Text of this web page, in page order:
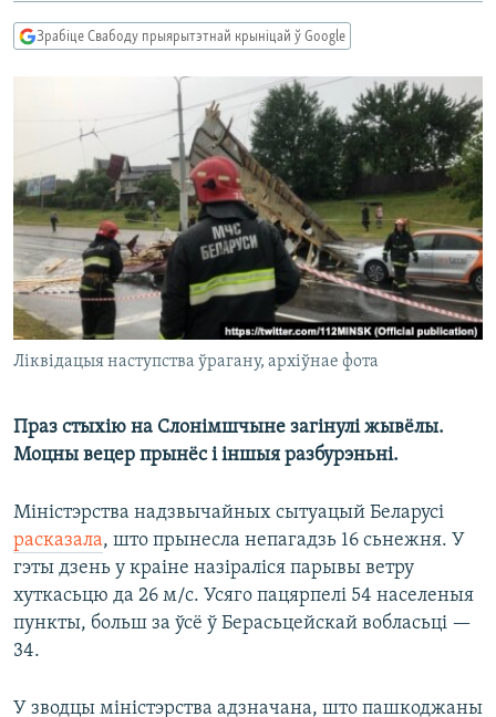
пошукуБЕЛАРУСЫ НА ВАЙНЕ
КАЛЯНДАР
АЎДЫЁКНІГІ
НА ХВАЛЯХ СВАБОДЫ
TWITTER
Зрабіце Свабоду прыярытэтнай крыніцай ў Google
Ліквідацыя наступства ўрагану, архіўнае фота
Праз стыхію на Слонімшчыне загінулі жывёлы.
Моцны вецер прынёс і іншыя разбурэньні.
Міністэрства надзвычайных сытуацый Беларусі
расказала, што прынесла непагадзь 16 сьнежня. У
гэты дзень у краіне назіраліся парывы ветру
хуткасьцю да 26 м/с. Усяго пацярпелі 54 населеныя
пункты, больш за ўсё ў Берасьцейскай вобласьці —
34.
У зводцы міністэрства адзначана, што пашкоджаны